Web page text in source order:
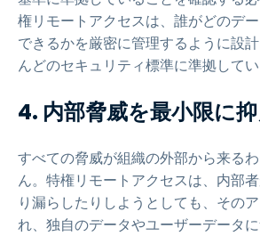
権リモートアクセスは、誰がどのデ
できるかを厳密に管理するように設
んどのセキュリティ標準に準拠してい
4. 内部脅威を最小限に
すべての脅威が組織の外部から来る
ん。特権リモートアクセスは、内部
り漏らしたりしようとしても、その
れ、独自のデータやユーザーデータ